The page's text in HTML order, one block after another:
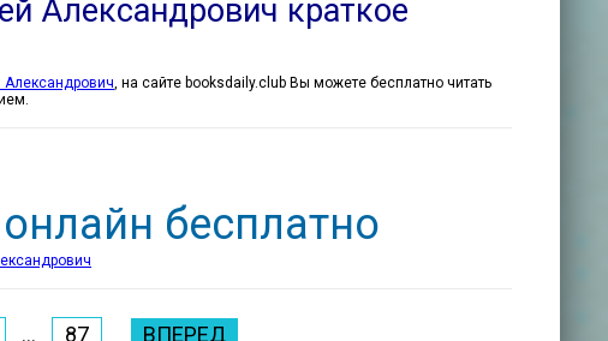
Александрович краткое
Александрович, на сайте booksdaily.club Вы можете бесплатно читать
бесплатно
... 87 ВПЕРЕД